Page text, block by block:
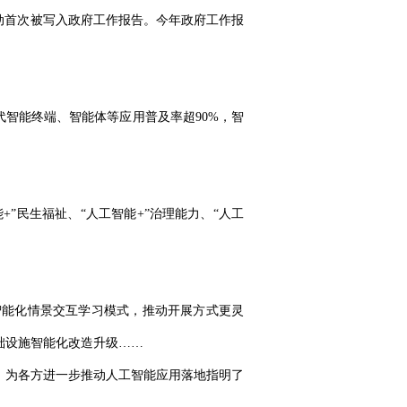
次被写入政府工作报告。今年政府工作报
能终端、智能体等应用普及率超90%，智
民生福祉、“人工智能+”治理能力、“人工
化情景交互学习模式，推动开展方式更灵
设施智能化改造升级……
各方进一步推动人工智能应用落地指明了